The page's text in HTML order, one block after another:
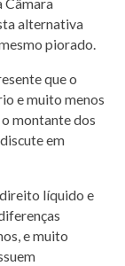
alternativa
piorado.
que o
e muito menos
montante dos
em
líquido e
e muito